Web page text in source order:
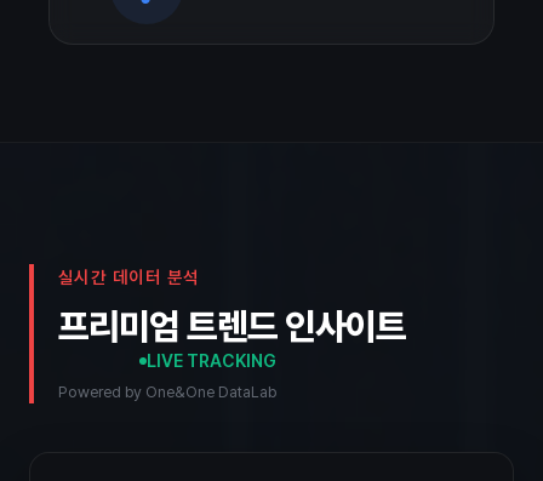
실시간 데이터 분석
프리미엄 트렌드 인사이트
LIVE TRACKING
Powered by One&One DataLab